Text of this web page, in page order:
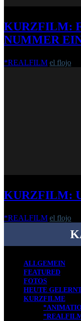
KURZFILM:
NUMMER
*REALFILM el flojo
KURZFILM:
*REALFILM el flojo
ALLGEMEIN
FEATURED
FOTOS
HEUTE
KURZFILME